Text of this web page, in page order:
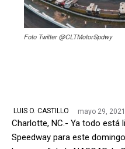
Foto Twitter @CLTMotorSpdwy
LUIS O. CASTILLO mayo 29, 2021
Charlotte, NC.- Ya todo
Speedway para este